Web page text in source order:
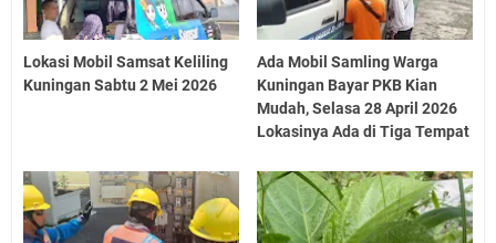
Lokasi Mobil Samsat Keliling
Kuningan Sabtu 2 Mei 2026
Ada Mobil Samling Warga
Kuningan Bayar PKB Kian
Mudah, Selasa 28 April 2026
Lokasinya Ada di Tiga Tempat